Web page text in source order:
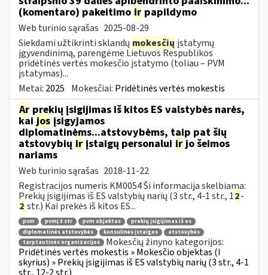
(komentaro) pakeitimo ir papildymo
Web turinio sąrašas 2025-08-29
Siekdami užtikrinti sklandų mokesčių įstatymų
įgyvendinimą, parengėme Lietuvos Respublikos
pridėtinės vertės mokesčio įstatymo (toliau – PVM
įstatymas)...
Metai: 2025 Mokesčiai: Pridėtinės vertės mokestis
Ar prekių įsigijimas iš kitos ES valstybės narės,
kai jos įsigyjamos
diplomatinėms...atstovybėms, taip pat šių
atstovybių ir įstaigų personalui irjo šeimos
nariams
Web turinio sąrašas 2018-11-22
Registracijos numeris KM0054 Ši informacija skelbiama:
Prekių įsigijimas iš ES valstybių narių (3 str., 4-1 str., 12-
2 str.) Kai prekės iš kitos ES...
pvm pvmį 3 str pvm objektas
prekių įsigijimas iš es
diplomatinės atstovybės
konsulinės įstaigos
atstovybės
tarptautinės organizacijos
Mokesčių žinyno kategorijos:
Pridėtinės vertės mokestis » Mokesčio objektas (I
skyrius) » Prekių įsigijimas iš ES valstybių narių (3 str., 4-1